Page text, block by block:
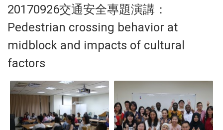
20170926交通安全專題演講：
Pedestrian crossing behavior at
midblock and impacts of cultural
factors